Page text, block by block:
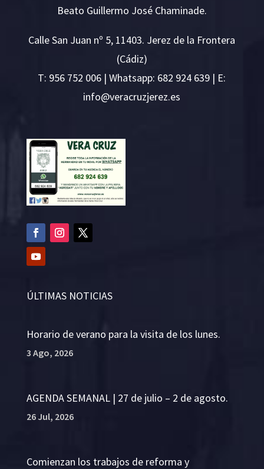
Beato Guillermo José Chaminade.
Calle San Juan nº 5, 11403. Jerez de la Frontera
(Cádiz)
T: 956 752 006 | Whatsapp: 682 924 639 | E:
se.ze
rejzu
rcare
v@ofn
i
ÚLTIMAS NOTICIAS
Horario de verano para la visita de los lunes.
3 Ago, 2026
AGENDA SEMANAL | 27 de julio – 2 de agosto.
26 Jul, 2026
Comienzan los trabajos de reforma y